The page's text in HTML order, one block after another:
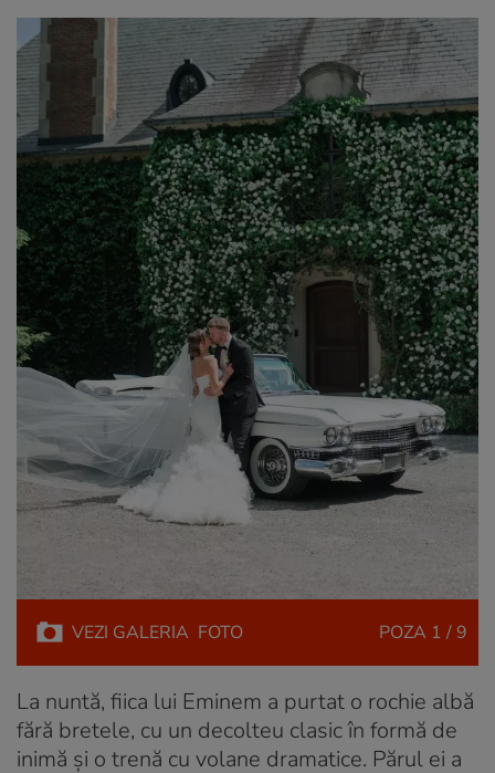
VEZI GALERIA FOTO POZA 1 / 9
La nuntă, fiica lui Eminem a purtat o rochie albă
fără bretele, cu un decolteu clasic în formă de
inimă și o trenă cu volane dramatice. Părul ei a